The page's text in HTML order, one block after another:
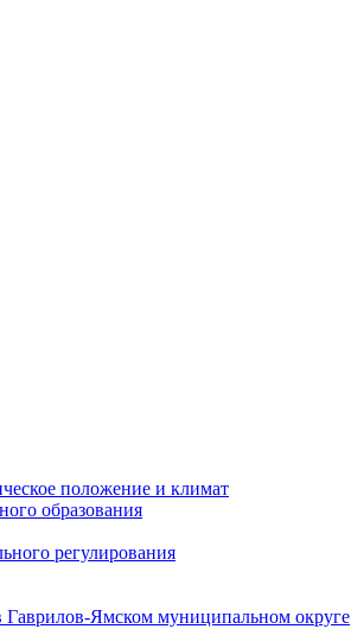
положение и климат
образования
регулирования
Ямском муниципальном округе